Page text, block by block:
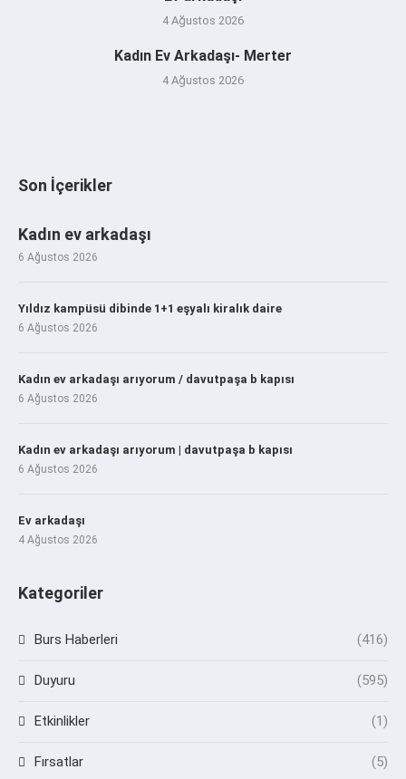
4 Ağustos 2026
Kadın Ev Arkadaşı- Merter
4 Ağustos 2026
Son İçerikler
Kadın ev arkadaşı
6 Ağustos 2026
Yıldız kampüsü dibinde 1+1 eşyalı kiralık daire
6 Ağustos 2026
Kadın ev arkadaşı arıyorum / davutpaşa b kapısı
6 Ağustos 2026
Kadın ev arkadaşı arıyorum | davutpaşa b kapısı
6 Ağustos 2026
Ev arkadaşı
4 Ağustos 2026
Kategoriler
Burs Haberleri (416)
Duyuru (595)
Etkinlikler (1)
Fırsatlar (5)